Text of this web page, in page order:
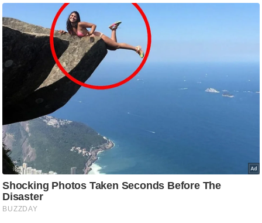
श्ले
ष
म
यि
मा
तृ
भू
मि